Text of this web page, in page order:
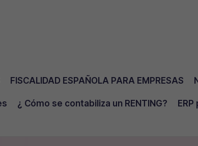
FISCALIDAD ESPAÑOLA PARA EMPRESAS
¿ Cómo se contabiliza un RENTING?